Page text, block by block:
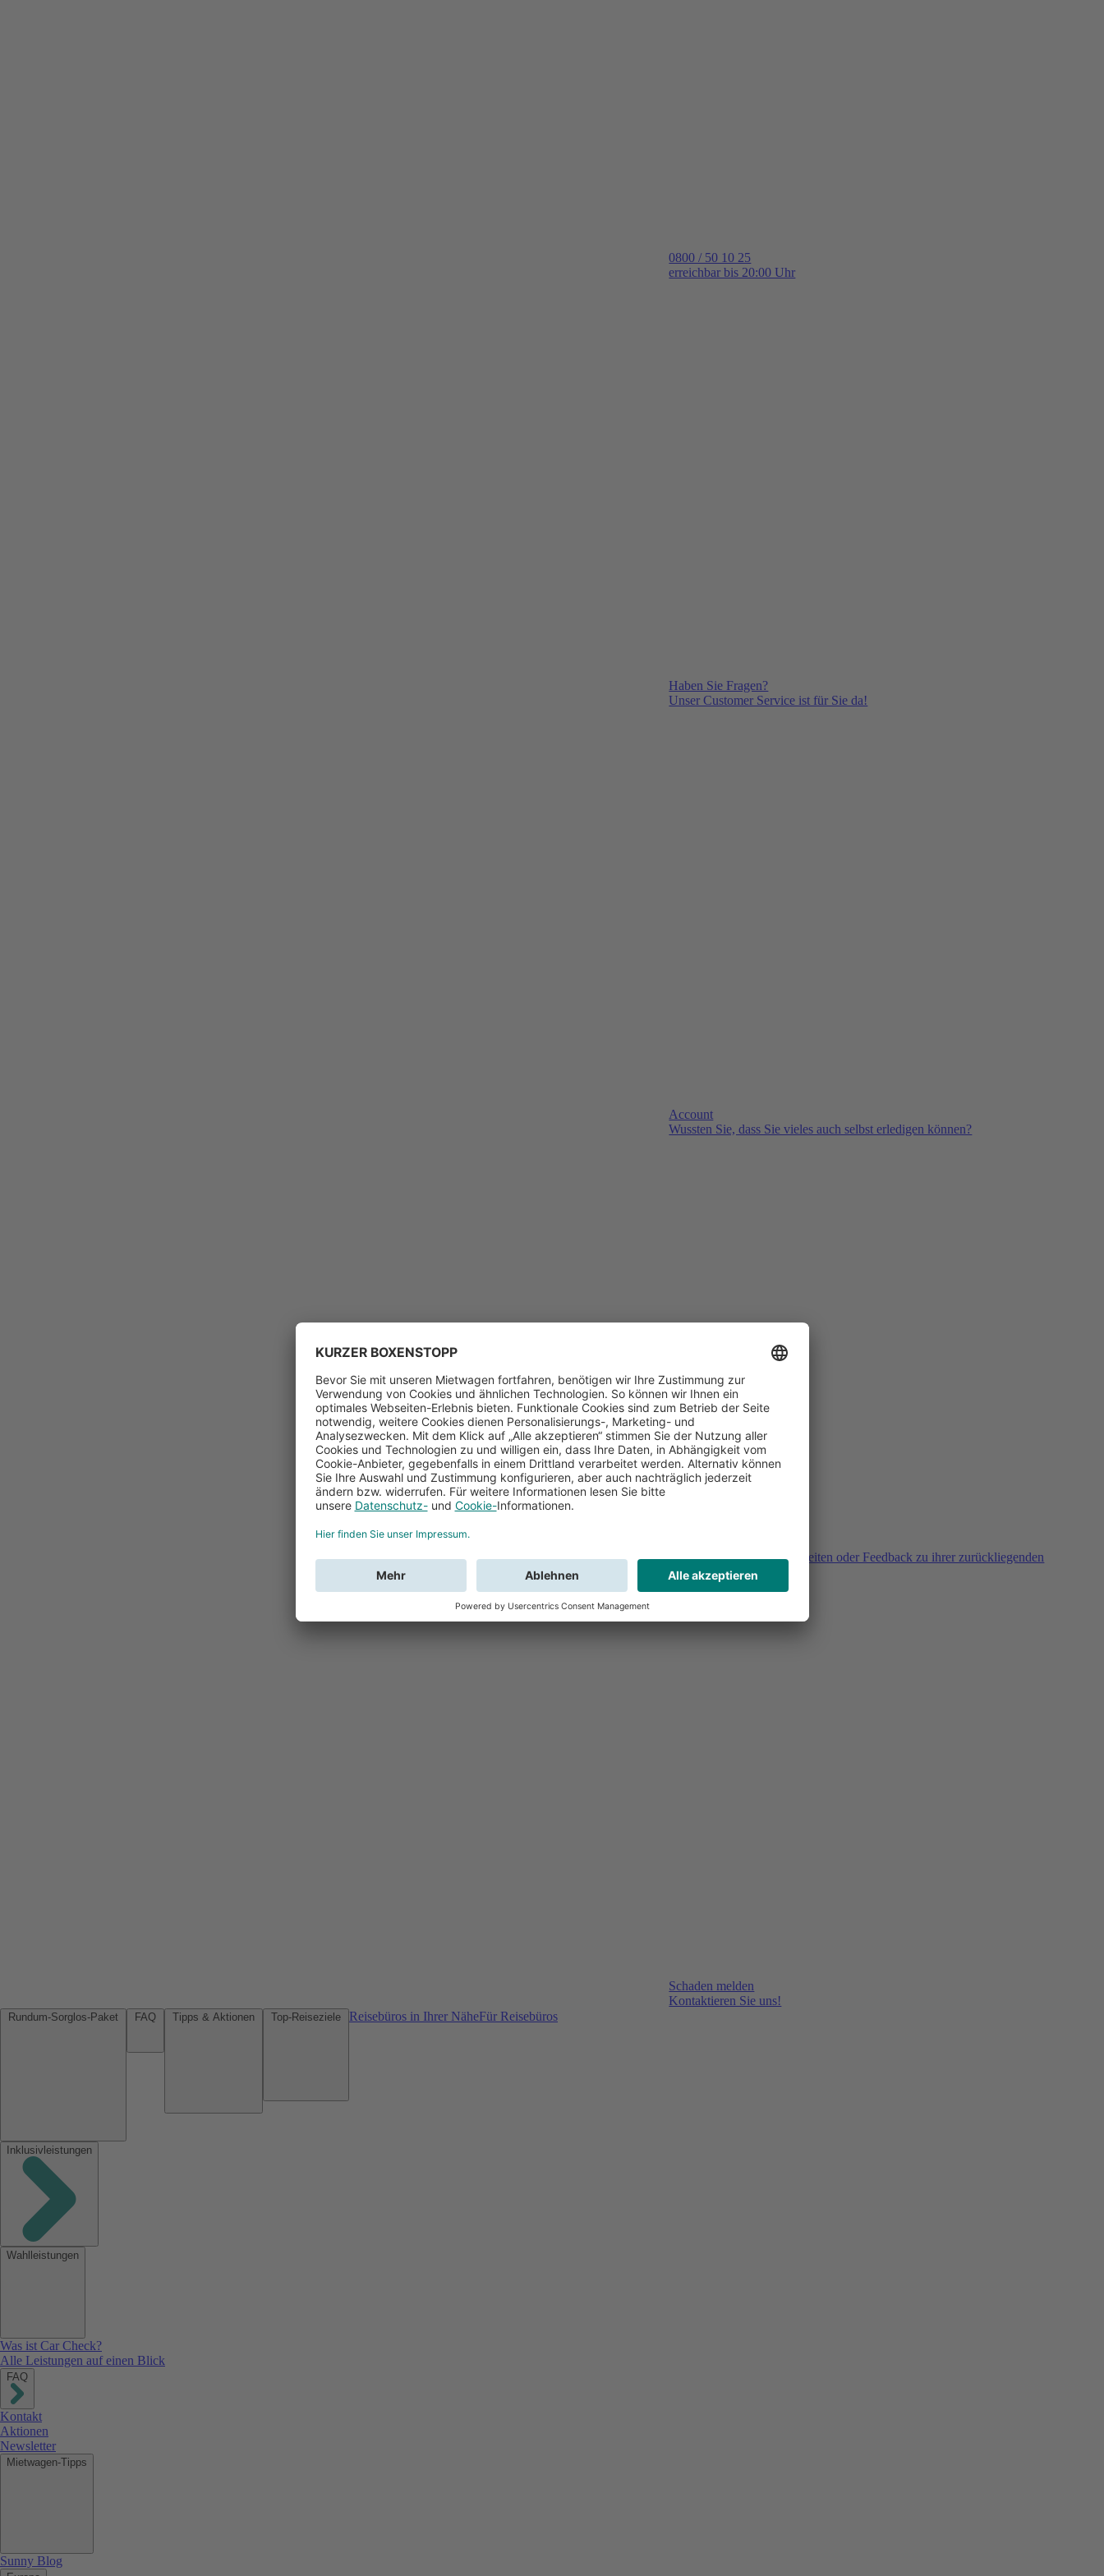
0800 / 50 10 25
erreichbar bis 20:00 Uhr
Haben Sie Fragen?
Unser Customer Service ist für Sie da!
Account
Wussten Sie, dass Sie vieles auch selbst erledigen können?
Sie haben Fragen, Unklarheiten oder Feedback zu ihrer zurückliegenden
Buchung?
Schaden melden
Kontaktieren Sie uns!
Reisebüros in Ihrer NäheFür Reisebüros
Inklusivleistungen
Wahlleistungen
Was ist Car Check?
Alle Leistungen auf einen Blick
FAQ
Kontakt
Aktionen
Newsletter
Mietwagen-Tipps
Sunny Blog